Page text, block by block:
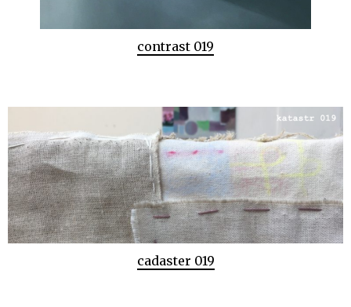
contrast 019
cadaster 019